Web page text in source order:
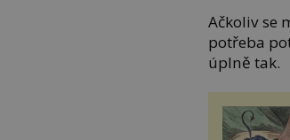
Ačkoliv se
potřeba
úplně tak.